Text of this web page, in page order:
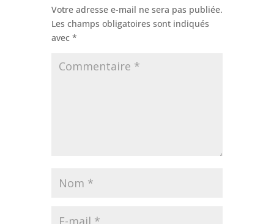
Votre adresse e-mail ne sera pas publiée.
Les champs obligatoires sont indiqués
avec *